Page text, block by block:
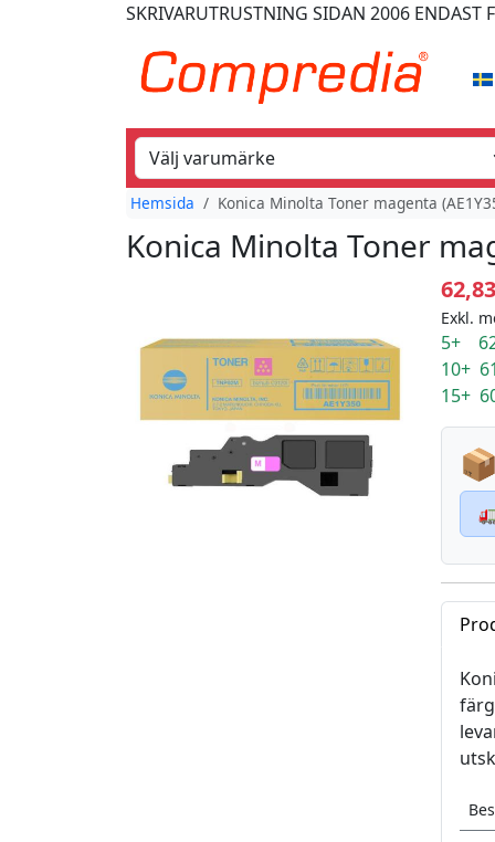
SKRIVARUTRUSTNING SIDAN 2006 ENDAST
Hemsida Konica Minolta Toner magenta
Konica Minolta Toner
Exkl.
5+
10+
15+